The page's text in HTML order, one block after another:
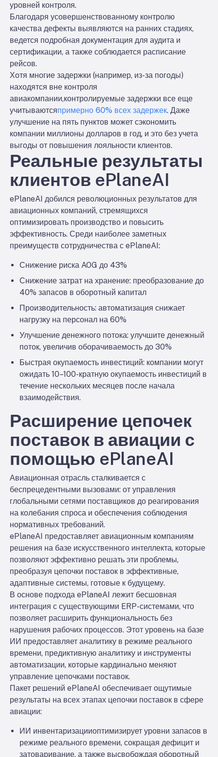
уровней контроля.
Благодаря усовершенствованному контролю
качества дефекты выявляются на ранних стадиях,
ведется подробная документация для аудита и
сертификации, а также соблюдается расписание
рейсов.
Хотя многие задержки (например, из-за погоды)
находятся вне контроля
авиакомпании,контролируемые задержки все еще
учитываютсяпримерно 60% всех задержек. Даже
улучшение на пять пунктов может сэкономить
компании миллионы долларов в год, и это без учета
выгоды от повышения лояльности клиентов.
Реальные результаты
клиентов ePlaneAI
ePlaneAI добился революционных результатов для
авиационных компаний, стремящихся
оптимизировать производство и повысить
эффективность. Среди наиболее заметных
преимуществ сотрудничества с ePlaneAI:
Снижение риска AOG до 43%
Снижение затрат на хранение: преобразование до
40% запасов в оборотный капитал
Производительность: автоматизация снижает
нагрузку на персонал на 60%
Улучшение денежного потока: улучшите денежный
поток, увеличив оборачиваемость до 30%
Быстрая окупаемость инвестиций: компании могут
ожидать 10–100-кратную окупаемость инвестиций в
течение нескольких месяцев после начала
взаимодействия.
Расширение цепочек
поставок в авиации с
помощью ePlaneAI
Авиационная отрасль сталкивается с
беспрецедентными вызовами: от управления
глобальными сетями поставщиков до реагирования
на колебания спроса и обеспечения соблюдения
нормативных требований.
ePlaneAI предоставляет авиационным компаниям
решения на базе искусственного интеллекта, которые
позволяют эффективно решать эти проблемы,
преобразуя цепочки поставок в эффективные,
адаптивные системы, готовые к будущему.
В основе подхода ePlaneAI лежит бесшовная
интеграция с существующими ERP-системами, что
позволяет расширить функциональность без
нарушения рабочих процессов. Этот уровень на базе
ИИ предоставляет аналитику в режиме реального
времени, предиктивную аналитику и инструменты
автоматизации, которые кардинально меняют
управление цепочками поставок.
Пакет решений ePlaneAI обеспечивает ощутимые
результаты на всех этапах цепочки поставок в сфере
авиации:
ИИ инвентаризацииоптимизирует уровни запасов в
режиме реального времени, сокращая дефицит и
затоваривание, а также высвобождая оборотный